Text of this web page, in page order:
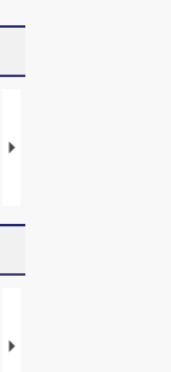
视线｜HYROX的吸金
【推广】走进第四届链博